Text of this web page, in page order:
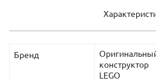
Бренд
конструктор
LEGO